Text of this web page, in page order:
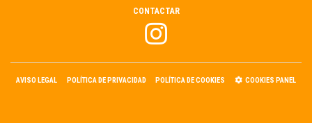
CONTACTAR
AVISO LEGAL POLÍTICA DE PRIVACIDAD POLÍTICA DE COOKIES COOKIES PANEL